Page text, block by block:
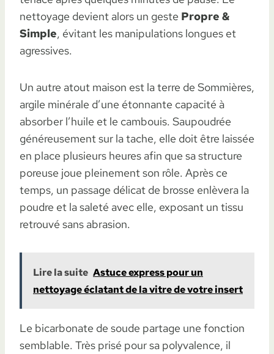
nettoyage devient alors un geste Propre &
Simple, évitant les manipulations longues et
agressives.
Un autre atout maison est la terre de Sommières,
argile minérale d’une étonnante capacité à
absorber l’huile et le cambouis. Saupoudrée
généreusement sur la tache, elle doit être laissée
en place plusieurs heures afin que sa structure
poreuse joue pleinement son rôle. Après ce
temps, un passage délicat de brosse enlèvera la
poudre et la saleté avec elle, exposant un tissu
retrouvé sans abrasion.
Lire la suite Astuce express pour un
nettoyage éclatant de la vitre de votre insert
Le bicarbonate de soude partage une fonction
semblable. Très prisé pour sa polyvalence, il